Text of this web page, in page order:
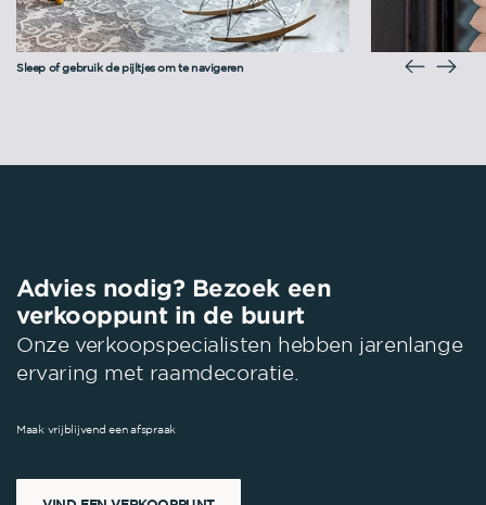
Sleep of gebruik de pijltjes om te navigeren
Advies nodig? Bezoek een
verkooppunt in de buurt
Onze verkoopspecialisten hebben jarenlange
ervaring met raamdecoratie.
Maak vrijblijvend een afspraak